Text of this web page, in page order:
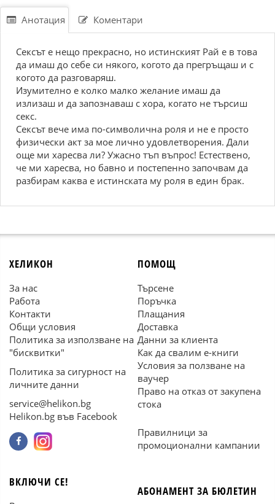
Анотация Коментари
Сексът е нещо прекрасно, но истинският Рай е в това
да имаш до себе си някого, когото да прегръщаш и с
когото да разговаряш.
Изумително е колко малко желание имаш да
излизаш и да запознаваш с хора, когато не търсиш
секс.
Сексът вече има по-символична роля и не е просто
физически акт за мое лично удовлетворения. Дали
още ми харесва ли? Ужасно тъп въпрос! Естествено,
че ми харесва, но бавно и постепенно започвам да
разбирам каква е истинската му роля в един брак.
ХЕЛИКОН
За нас
Работа
Контакти
Общи условия
Политика за използване на
"бисквитки"
Политика за сигурност на
личните данни
service@helikon.bg
Helikon.bg във Facebook
ПОМОЩ
Търсене
Поръчка
Плащания
Доставка
Данни за клиента
Как да свалим е-книги
Условия за ползване на
ваучер
Право на отказ от закупена
стока
Правилници за
промоционални кампании
ВКЛЮЧИ СЕ!
АБОНАМЕНТ ЗА БЮЛЕТИН